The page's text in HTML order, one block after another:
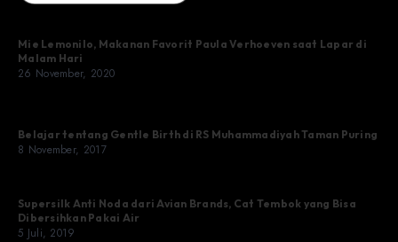
Mie Lemonilo, Makanan Favorit Paula Verhoeven saat Lapar di
Malam Hari
26 November, 2020
Belajar tentang Gentle Birth di RS Muhammadiyah Taman Puring
8 November, 2017
Supersilk Anti Noda dari Avian Brands, Cat Tembok yang Bisa
Dibersihkan Pakai Air
5 Juli, 2019